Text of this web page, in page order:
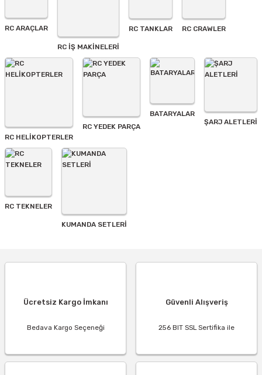
Bu ürüne benzer farklı alternatifler olmalı.
Gönder
RC ARAÇLAR
RC İŞ MAKİNELERİ
RC TANKLAR RC CRAWLER
RC HELİKOPTERLER
RC YEDEK PARÇA
BATARYALAR
ŞARJ ALETLERI
RC TEKNELER
KUMANDA SETLERİ
Ücretsiz Kargo İmkanı
Bedava Kargo Seçeneği
Güvenli Alışveriş
256 BIT SSL Sertifika ile